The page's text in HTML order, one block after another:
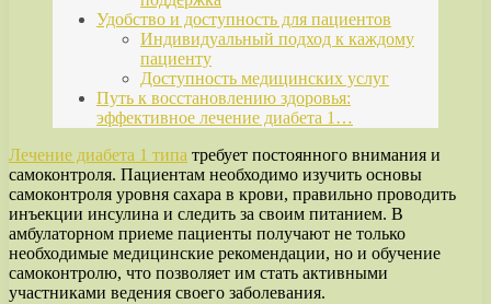
Удобство и доступность для пациентов
Индивидуальный подход к каждому
пациенту
Доступность медицинских услуг
Путь к восстановлению здоровья:
эффективное лечение диабета 1…
Лечение диабета 1 типа требует постоянного внимания и
самоконтроля. Пациентам необходимо изучить основы
самоконтроля уровня сахара в крови, правильно проводить
инъекции инсулина и следить за своим питанием. В
амбулаторном приеме пациенты получают не только
необходимые медицинские рекомендации, но и обучение
самоконтролю, что позволяет им стать активными
участниками ведения своего заболевания.